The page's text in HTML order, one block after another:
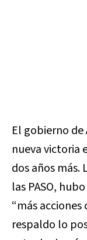
El gobierno
nueva victoria
dos años más.
las PASO,
“más
respaldo lo